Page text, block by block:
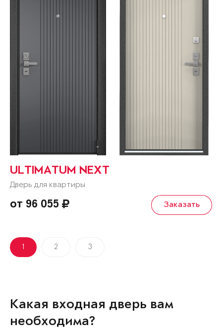
ULTIMATUM NEXT
Дверь для квартиры
от 96 055 Заказать
1 2 3
Какая входная дверь вам
необходима?